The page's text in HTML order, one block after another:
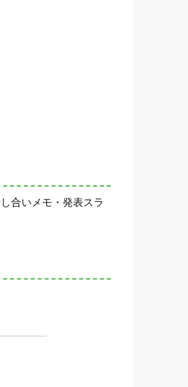
合いメモ・発表スラ